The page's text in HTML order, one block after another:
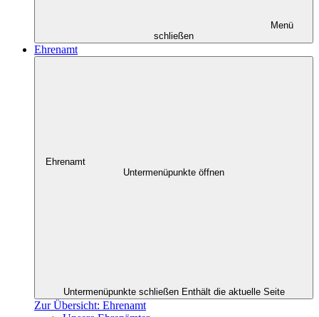
Menü
schließen
Ehrenamt
Ehrenamt
Untermenüpunkte öffnen
Untermenüpunkte schließen Enthält die aktuelle Seite
Zur Übersicht: Ehrenamt